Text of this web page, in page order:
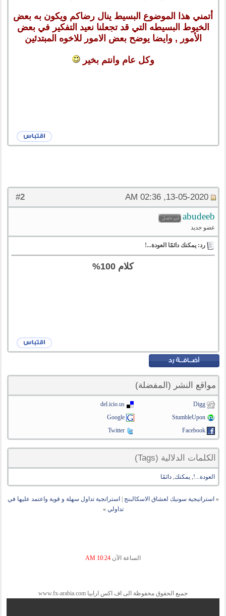
أتمني هذا الموضوع البسيط ينال رضاكم ويكون به بعض
الخيوط البسيطه التي قد تجعلنا نعيد التفكير في بعض
الأمور , وايضا يوضح بعض الامور للاخوه المبتدئين
وكل عام وانتم بخير
#
2 13-05-2020, 02:36 AM
abudeeb
عضو جديد
رد: يمكنك دائمًا العودة...!
كلام 100%
مواقع النشر (المفضلة)
Digg
del.icio.us
StumbleUpon
Google
Facebook
Twitter
الكلمات الدلالية (Tags)
العودة...!,يمكنك,دائمًا
« استراتيجية سونيك لعشاق الاسكالبنج
استراتجية تداول سهلة و قوية واعتمد عليها في
تداولي »
الساعة الآن 10:24 AM
جميع الحقوق محفوظة الى اف اكس ارابيا www.fx-arabia.com